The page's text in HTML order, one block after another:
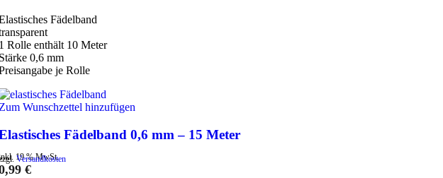
Fädelband
Rolle enthält 10 Meter
0,6 mm
je Rolle
Wunschzettel hinzufügen
Fädelband 0,6 mm – 15 Meter
19 % MwSt.
Versandkosten
€